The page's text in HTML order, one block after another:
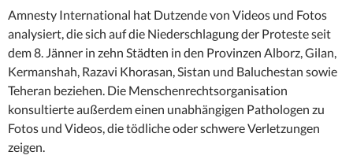
Amnesty International hat Dutzende von Videos und Fotos
analysiert, die sich auf die Niederschlagung der Proteste seit
dem 8. Jänner in zehn Städten in den Provinzen Alborz, Gilan,
Kermanshah, Razavi Khorasan, Sistan und Baluchestan sowie
Teheran beziehen. Die Menschenrechtsorganisation
konsultierte außerdem einen unabhängigen Pathologen zu
Fotos und Videos, die tödliche oder schwere Verletzungen
zeigen.